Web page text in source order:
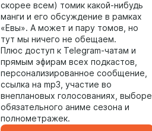
скорее всем) томик какой-нибудь
манги и его обсуждение в рамках
«Евы». А может и пару томов, но
тут мы ничего не обещаем.
Плюс доступ к Telegram-чатам и
прямым эфирам всех подкастов,
персонализированное сообщение,
ссылка на mp3, участие во
внеплановых голосованиях, выборе
обязательного аниме сезона и
полнометражек.